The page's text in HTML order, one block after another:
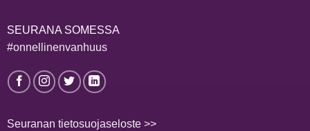
SEURANA SOMESSA
#onnellinenvanhuus
Seuranan tietosuojaseloste >>